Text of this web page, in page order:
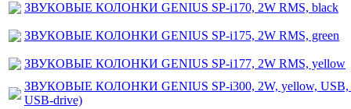
ЗВУКОВЫЕ КОЛОНКИ GENIUS SP-i170, 2W RMS, black
ЗВУКОВЫЕ КОЛОНКИ GENIUS SP-i175, 2W RMS, green
ЗВУКОВЫЕ КОЛОНКИ GENIUS SP-i177, 2W RMS, yellow
ЗВУКОВЫЕ КОЛОНКИ GENIUS SP-i300, 2W, yellow, USB,
USB-drive)